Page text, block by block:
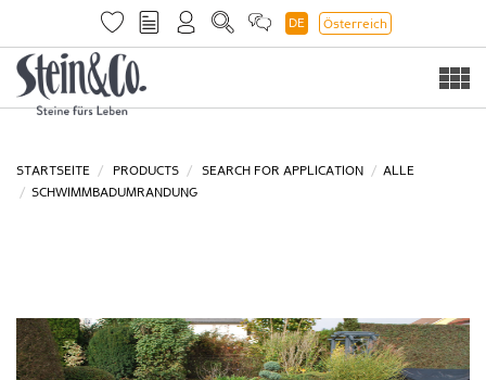
DE Österreich
STARTSEITE PRODUCTS SEARCH FOR APPLICATION
ALLE
SCHWIMMBADUMRANDUNG